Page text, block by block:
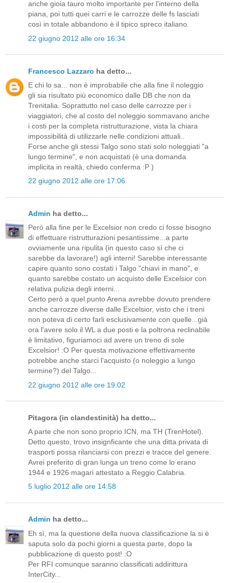
anche gioia tauro molto importante per l'interno della
piana, poi tutti quei carri e le carrozze delle fs lasciati
così in totale abbandono è il tipico spreco italiano.
22 giugno 2012 alle ore 16:34
Francesco Lazzaro ha detto...
E chi lo sa... non è improbabile che alla fine il noleggio
gli sia risultato più economico dalle DB che non da
Trenitalia. Soprattutto nel caso delle carrozze per i
viaggiatori, che al costo del noleggio sommavano anche
i costi per la completa ristrutturazione, vista la chiara
impossibilità di utilizzarle nelle condizioni attuali..
Forse anche gli stessi Talgo sono stati solo noleggiati "a
lungo termine", e non acquistati (è una domanda
implicita in realtà, chiedo conferma :P )
22 giugno 2012 alle ore 17:06
Admin ha detto...
Però alla fine per le Excelsior non credo ci fosse bisogno
di effettuare ristrutturazioni pesantissime...a parte
ovviamente una ripulita (in questo caso sì che ci
sarebbe da lavorare!) agli interni! Sarebbe interessante
capire quanto sono costati i Talgo "chiavi in mano", e
quanto sarebbe costato un acquisto delle Excelsior con
relativa pulizia degli interni...
Certo però a quel punto Arena avrebbe dovuto prendere
anche carrozze diverse dalle Excelsior, visto che i treni
non poteva di certo farli esclusivamente con quelle...già
ora l'avere solo il WL a due posti e la poltrona reclinabile
è limitativo, figuriamoci ad avere un treno di sole
Excelsior! :O Per questa motivazione effettivamente
potrebbe anche starci l'acquisto (o noleggio a lungo
termine?) del Talgo...
22 giugno 2012 alle ore 19:02
Pitagora (in clandestinità) ha detto...
A parte che non sono proprio ICN, ma TH (TrenHotel).
Detto questo, trovo insignficante che una ditta privata di
trasporti possa rilanciarsi con prezzi e tracce del genere.
Avrei preferito di gran lunga un treno come lo erano
1944 e 1926 magari attestato a Reggio Calabria.
5 luglio 2012 alle ore 14:58
Admin ha detto...
Eh sì, ma la questione della nuova classificazione la si è
saputa solo da pochi giorni a questa parte, dopo la
pubblicazione di questo post! :O
Per RFI comunque saranno classificati addirittura
InterCity...